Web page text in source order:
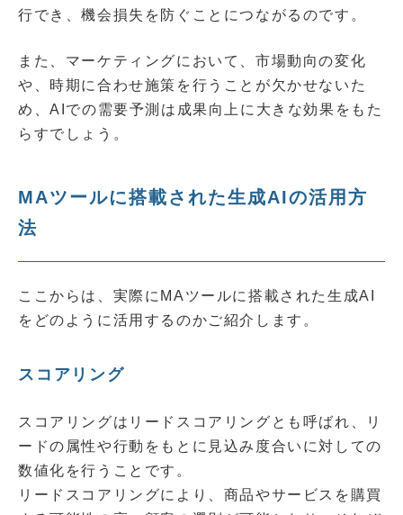
行でき、機会損失を防ぐことにつながるのです。
また、マーケティングにおいて、市場動向の変化
や、時期に合わせ施策を行うことが欠かせないた
め、AIでの需要予測は成果向上に大きな効果をもた
らすでしょう。
MAツールに搭載された生成AIの活用方
法
ここからは、実際にMAツールに搭載された生成AI
をどのように活用するのかご紹介します。
スコアリング
スコアリングはリードスコアリングとも呼ばれ、リ
ードの属性や行動をもとに見込み度合いに対しての
数値化を行うことです。
リードスコアリングにより、商品やサービスを購買